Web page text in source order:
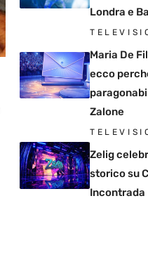
Londra e
Maria De
ecco
Zalone
Zelig
storico su
Incontrada